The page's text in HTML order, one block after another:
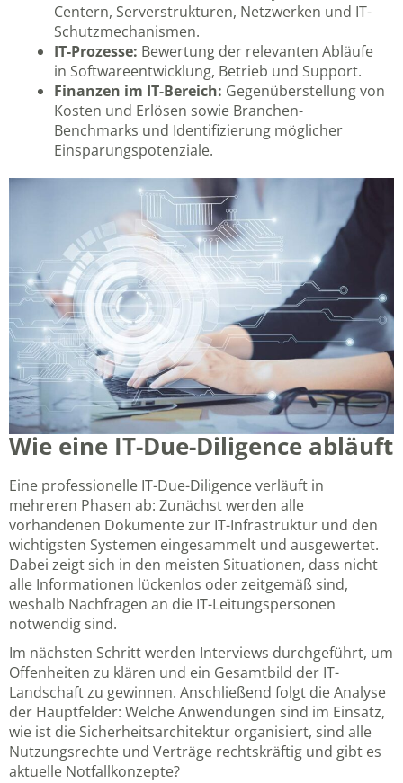
Centern, Serverstrukturen, Netzwerken und IT-
Schutzmechanismen.
IT-Prozesse: Bewertung der relevanten Abläufe
in Softwareentwicklung, Betrieb und Support.
Finanzen im IT-Bereich: Gegenüberstellung von
Kosten und Erlösen sowie Branchen-
Benchmarks und Identifizierung möglicher
Einsparungspotenziale.
Wie eine IT-Due-Diligence abläuft
Eine professionelle IT-Due-Diligence verläuft in
mehreren Phasen ab: Zunächst werden alle
vorhandenen Dokumente zur IT-Infrastruktur und den
wichtigsten Systemen eingesammelt und ausgewertet.
Dabei zeigt sich in den meisten Situationen, dass nicht
alle Informationen lückenlos oder zeitgemäß sind,
weshalb Nachfragen an die IT-Leitungspersonen
notwendig sind.
Im nächsten Schritt werden Interviews durchgeführt, um
Offenheiten zu klären und ein Gesamtbild der IT-
Landschaft zu gewinnen. Anschließend folgt die Analyse
der Hauptfelder: Welche Anwendungen sind im Einsatz,
wie ist die Sicherheitsarchitektur organisiert, sind alle
Nutzungsrechte und Verträge rechtskräftig und gibt es
aktuelle Notfallkonzepte?